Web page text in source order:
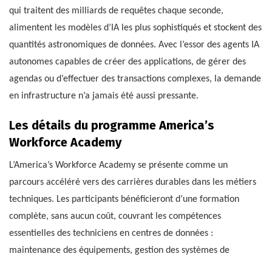
qui traitent des milliards de requêtes chaque seconde,
alimentent les modèles d’IA les plus sophistiqués et stockent des
quantités astronomiques de données. Avec l’essor des agents IA
autonomes capables de créer des applications, de gérer des
agendas ou d’effectuer des transactions complexes, la demande
en infrastructure n’a jamais été aussi pressante.
Les détails du programme America’s
Workforce Academy
L’America’s Workforce Academy se présente comme un
parcours accéléré vers des carrières durables dans les métiers
techniques. Les participants bénéficieront d’une formation
complète, sans aucun coût, couvrant les compétences
essentielles des techniciens en centres de données :
maintenance des équipements, gestion des systèmes de